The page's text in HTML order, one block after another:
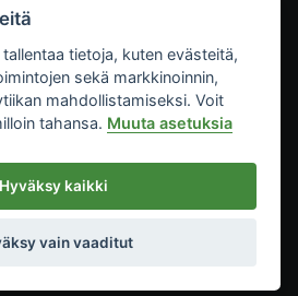
Tietosuoja
tietoja, kuten evästeitä,
sekä markkinoinnin,
mahdollistamiseksi. Voit
tahansa. Muuta asetuksia
Hyväksy kaikki
vain vaaditut